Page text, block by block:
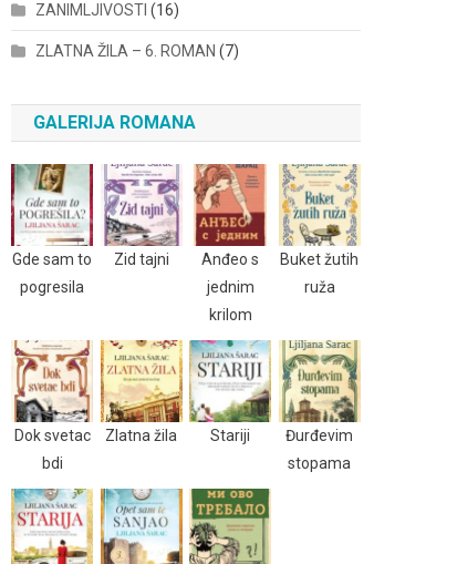
ZANIMLJIVOSTI (16)
ZLATNA ŽILA – 6. ROMAN (7)
GALERIJA ROMANA
Gde sam to
pogresila
Zid tajni
Anđeo s
jednim
krilom
Buket žutih
ruža
Dok svetac
bdi
Zlatna žila Stariji
Đurđevim
stopama